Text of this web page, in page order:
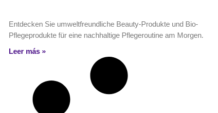
Entdecken Sie umweltfreundliche Beauty-Produkte und Bio-
Pflegeprodukte für eine nachhaltige Pflegeroutine am Morgen.
Leer más »